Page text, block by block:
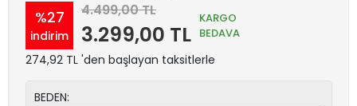
%27
indirim
4.499,00 TL
3.299,00 TL
KARGO
BEDAVA
274,92 TL 'den başlayan taksitlerle
BEDEN: